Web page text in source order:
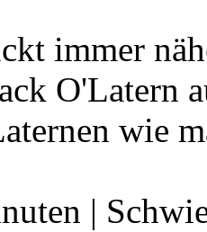
immer
O'Latern
wie
|